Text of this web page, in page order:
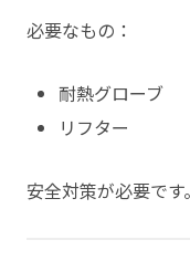
必要なもの：
耐熱グローブ
リフター
安全対策が必要です。